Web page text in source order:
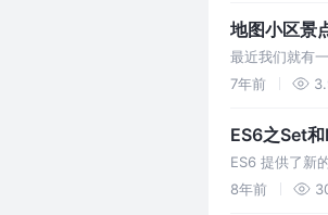
地图小区景
最近我们就有
发现并没有这
7年前
ES6之Set
ES6 提供了新
个数组格式的
8年前